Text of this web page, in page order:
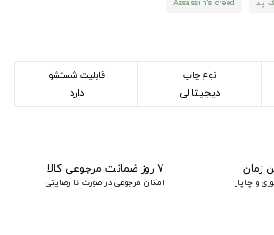
نوع چاپ
دیجیتالی
قابلیت شستشو
دارد
زمان
و چاپار
۷ روز ضمانت مرجوعی کالا
امکان مرجوعی در صورت نا رضایتی